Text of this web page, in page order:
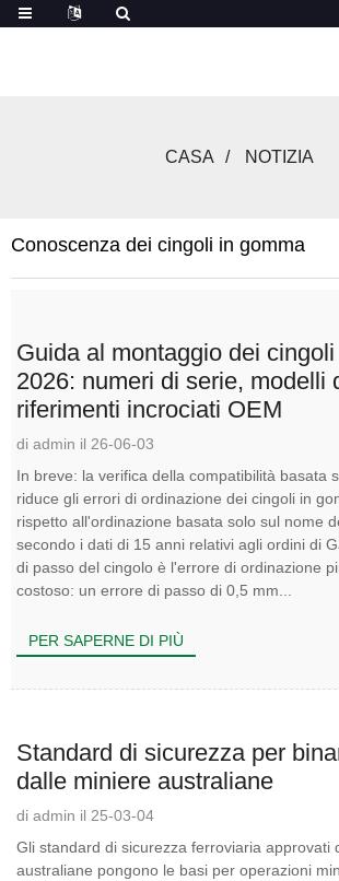
CASA NOTIZIA
Conoscenza dei cingoli in gomma
Guida al montaggio dei
2026: numeri di serie, modelli
riferimenti incrociati OEM
di admin il 26-06-03
In breve: la verifica della compatibilità basata
riduce gli errori di ordinazione dei cingoli in
rispetto all'ordinazione basata solo sul nome
secondo i dati di 15 anni relativi agli ordini di
di passo del cingolo è l'errore di ordinazione
costoso: un errore di passo di 0,5 mm...
PER SAPERNE DI PIÙ
Standard di sicurezza per
dalle miniere australiane
di admin il 25-03-04
Gli standard di sicurezza ferroviaria approvati
australiane pongono le basi per operazioni